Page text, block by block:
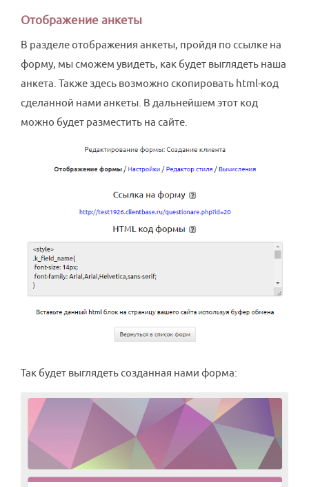
Отображение анкеты
В разделе отображения анкеты, пройдя по ссылке на
форму, мы сможем увидеть, как будет выглядеть наша
анкета. Также здесь возможно скопировать html-код
сделанной нами анкеты. В дальнейшем этот код
можно будет разместить на сайте.
Так будет выглядеть созданная нами форма: